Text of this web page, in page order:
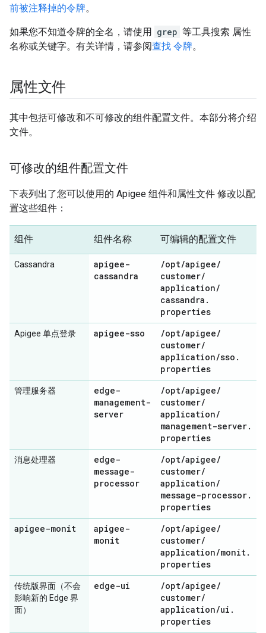
前被注释掉的令牌。
如果您不知道令牌的全名，请使用 grep 等工具搜索 属性
名称或关键字。有关详情，请参阅查找 令牌。
属性文件
其中包括可修改和不可修改的组件配置文件。本部分将介绍
文件。
可修改的组件配置文件
下表列出了您可以使用的 Apigee 组件和属性文件 修改以配
置这些组件：
组件 组件名称 可编辑的配置文件
Cassandra
apigee-
cassandra
/opt/apigee/
customer/
application/
cassandra .
properties
Apigee 单点登录 apigee-sso /opt/apigee/
customer/
application/sso .
properties
管理服务器
edge-
management-
server
/opt/apigee/
customer/
application/
management-server.
properties
消息处理器
edge-
message-
processor
/opt/apigee/
customer/
application/
message-processor.
properties
apigee-monit
apigee-
monit
/opt/apigee/
customer/
application/monit.
properties
传统版界面（不会
影响新的 Edge 界
面）
edge-ui /opt/apigee/
customer/
application/ui .
properties